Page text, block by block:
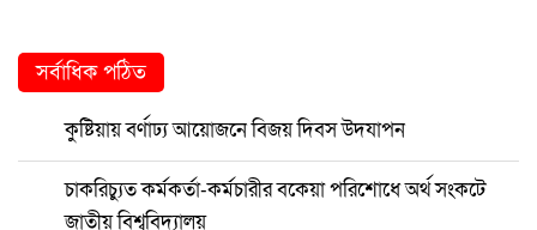
সর্বাধিক পঠিত
কুষ্টিয়ায় বর্ণাঢ্য আয়োজনে বিজয় দিবস উদযাপন
চাকরিচ্যুত কর্মকর্তা-কর্মচারীর বকেয়া পরিশোধে অর্থ সংকটে
জাতীয় বিশ্ববিদ্যালয়